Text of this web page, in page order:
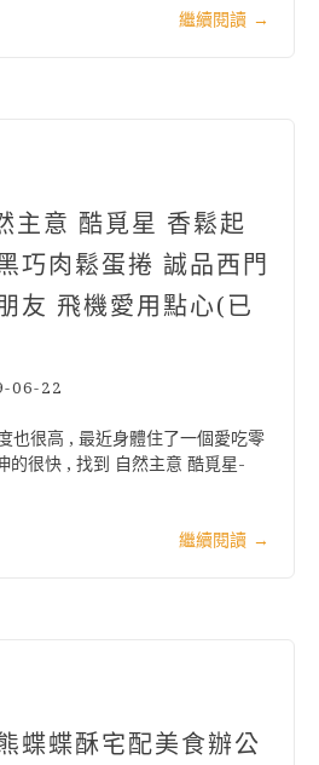
繼續閱讀 →
主意 酷覓星 香鬆起
巧肉鬆蛋捲 誠品西門
友 飛機愛用點心(已
06-22
也很高 , 最近身體住了一個愛吃零
的很快 , 找到 自然主意 酷覓星-
繼續閱讀 →
蝶蝶酥宅配美食辦公